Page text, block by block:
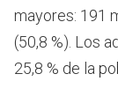
mayores: 191
(50,8 %). Los
25,8 % de la